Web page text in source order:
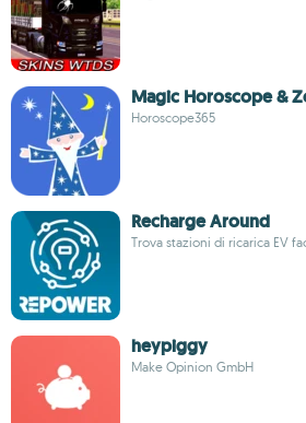
Magic Horoscope &
Horoscope365
Recharge Around
Trova stazioni di ricarica EV
heypiggy
Make Opinion GmbH